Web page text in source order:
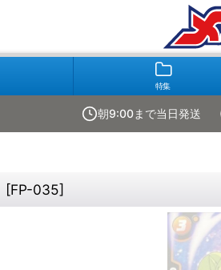
特集
朝9:00まで当日発送
[FP-035]